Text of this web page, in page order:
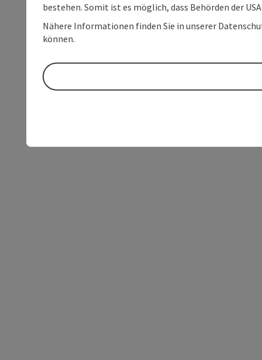
bestehen. Somit ist es möglich, dass Behörden der
Nähere Informationen finden Sie in unserer
können.